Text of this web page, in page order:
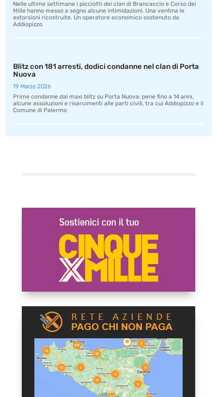
Nelle ultime settimane i picciotti dei clan di Brancaccio e Corso dei
Mille hanno messo a segno alcune intimidazioni. Una ventina le
estorsioni ricostruite. Un operatore economico sostenuto da
Addiopizzo
Blitz con 181 arresti, dodici condanne nel clan di Porta
Nuova
19 Marzo 2026
Prime condanne dal maxi blitz su Porta Nuova: pene fino a 14 anni,
alcune assoluzioni e risarcimenti alle parti civili, tra cui Addiopizzo e il
Comune di Palermo